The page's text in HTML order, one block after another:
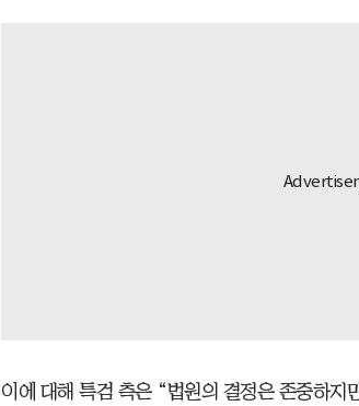
이에 대해 특검 측은 “법원의 결정은 존중하